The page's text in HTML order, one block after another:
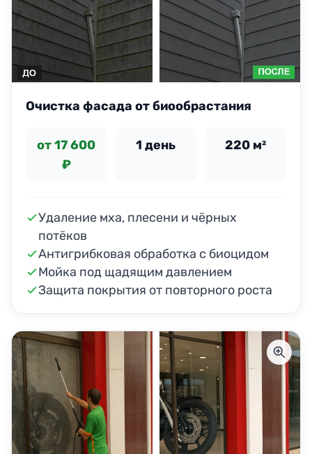
Очистка фасада от биообрастания
от 17 600
₽
1 день 220 м²
Удаление мха, плесени и чёрных
потёков
Антигрибковая обработка с биоцидом
Мойка под щадящим давлением
Защита покрытия от повторного роста